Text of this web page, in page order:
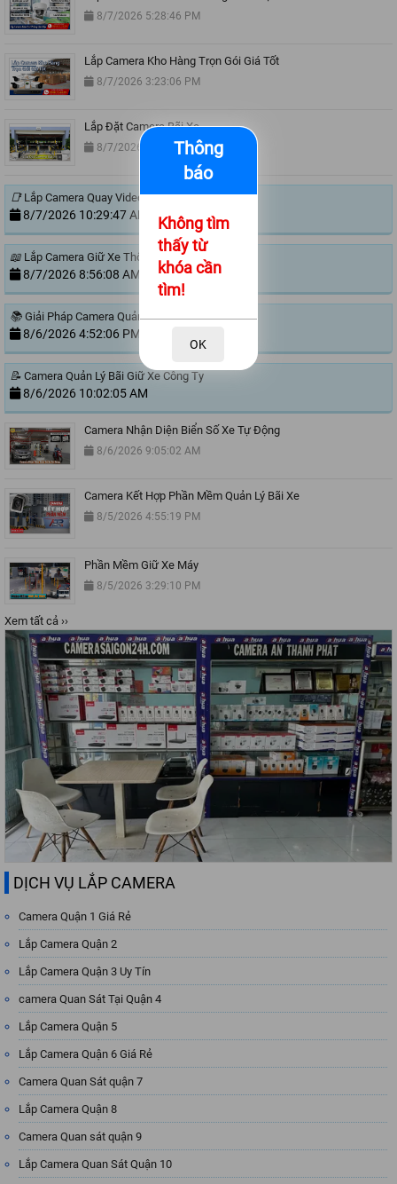
Thông
báo
Không tìm
thấy từ
khóa cần
tìm!
OK
8/7/2026 5:28:46 PM
Lắp Camera Kho Hàng Trọn Gói Giá Tốt
8/7/2026 3:23:06 PM
Lắp Đặt Camera Bãi Xe
8/7/2026 11:00:51 AM
📑 Lắp Camera Quay Video Đóng Hàng Ngoài Sàn
8/7/2026 10:29:47 AM
📖 Lắp Camera Giữ Xe Thông Minh
8/7/2026 8:56:08 AM
📚 Giải Pháp Camera Quản Lý Bãi Xe Trường Học
8/6/2026 4:52:06 PM
📝 Camera Quản Lý Bãi Giữ Xe Công Ty
8/6/2026 10:02:05 AM
Camera Nhận Diện Biển Số Xe Tự Động
8/6/2026 9:05:02 AM
Camera Kết Hợp Phần Mềm Quản Lý Bãi Xe
8/5/2026 4:55:19 PM
Phần Mềm Giữ Xe Máy
8/5/2026 3:29:10 PM
Xem tất cả ››
DỊCH VỤ LẮP CAMERA
Camera Quận 1 Giá Rẻ
Lắp Camera Quận 2
Lắp Camera Quận 3 Uy Tín
camera Quan Sát Tại Quận 4
Lắp Camera Quận 5
Lắp Camera Quận 6 Giá Rẻ
Camera Quan Sát quận 7
Lắp Camera Quận 8
Camera Quan sát quận 9
Lắp Camera Quan Sát Quận 10